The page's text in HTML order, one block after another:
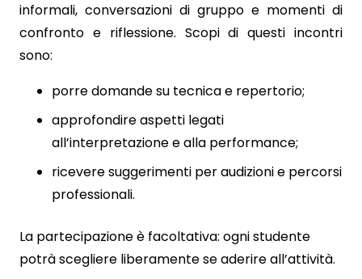
informali, conversazioni di gruppo e momenti di
confronto e riflessione. Scopi di questi incontri
sono:
porre domande su tecnica e repertorio;
approfondire aspetti legati
all’interpretazione e alla performance;
ricevere suggerimenti per audizioni e percorsi
professionali.
La partecipazione è facoltativa: ogni studente
potrà scegliere liberamente se aderire all’attività.